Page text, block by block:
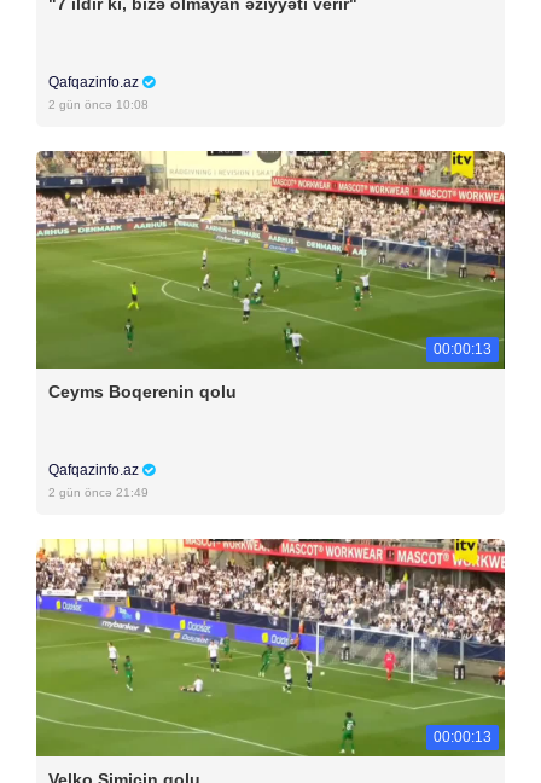
Qafqazinfo.az
2 gün öncə 10:08
00:00:13
Ceyms Boqerenin qolu
Qafqazinfo.az
2 gün öncə 21:49
00:00:13